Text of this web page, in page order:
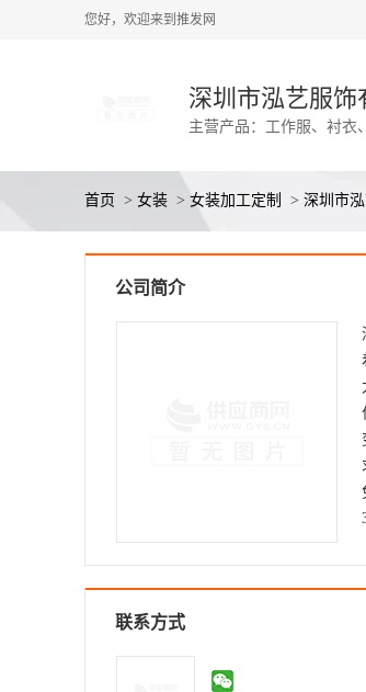
您好，欢迎来到推发网
深圳市泓艺服饰
主营产品：工作服、衬衣
首页 > 女装 > 女装加工定制 > 深圳市
公司简介
联系方式